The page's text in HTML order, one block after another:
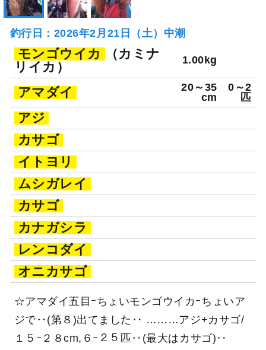
釣行日：2026年2月21日（土）中潮
モンゴウイカ
（カミナ
リイカ）
1.00kg
アマダイ
20～35
cm
0～2
匹
アジ
カサゴ
イトヨリ
ムシガレイ
カサゴ
カナガシラ
レンコダイ
オニカサゴ
☆アマダイ五目ｰちょいモンゴウイカｰちょいア
ジで‥(第８)出てました‥ ………アジ+カサゴ/
１５ｰ２８cm,６ｰ２５匹‥(最大はカサゴ)‥